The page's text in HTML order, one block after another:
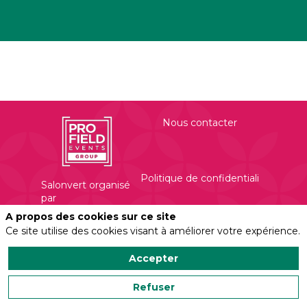
Salonvert organisé
par
Profield Events
Group
450 Rue Evariste
Galois
Nous contacter
Politique de confidentialité
Mentions légales
A propos des cookies sur ce site
Ce site utilise des cookies visant à améliorer votre expérience.
Accepter
Refuser